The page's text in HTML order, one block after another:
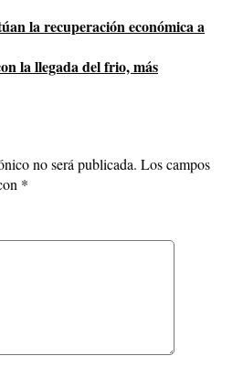
la recuperación económica a
la llegada del frio, más
no será publicada. Los campos
*